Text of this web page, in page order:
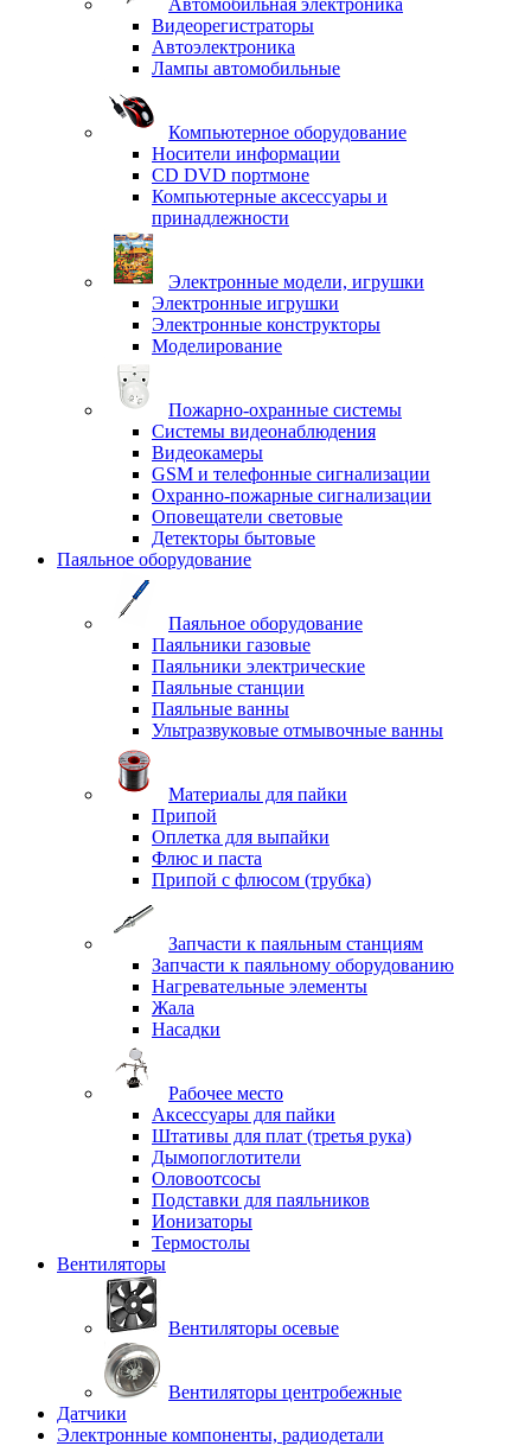
Автомобильная электроника
Видеорегистраторы
Автоэлектроника
Лампы автомобильные
Компьютерное оборудование
Носители информации
CD DVD портмоне
Компьютерные аксессуары и
принадлежности
Электронные модели, игрушки
Электронные игрушки
Электронные конструкторы
Моделирование
Пожарно-охранные системы
Системы видеонаблюдения
Видеокамеры
GSM и телефонные сигнализации
Охранно-пожарные сигнализации
Оповещатели световые
Детекторы бытовые
Паяльное оборудование
Паяльное оборудование
Паяльники газовые
Паяльники электрические
Паяльные станции
Паяльные ванны
Ультразвуковые отмывочные ванны
Материалы для пайки
Припой
Оплетка для выпайки
Флюс и паста
Припой с флюсом (трубка)
Запчасти к паяльным станциям
Запчасти к паяльному оборудованию
Нагревательные элементы
Жала
Насадки
Рабочее место
Аксессуары для пайки
Штативы для плат (третья рука)
Дымопоглотители
Оловоотсосы
Подставки для паяльников
Ионизаторы
Термостолы
Вентиляторы
Вентиляторы осевые
Вентиляторы центробежные
Датчики
Электронные компоненты, радиодетали